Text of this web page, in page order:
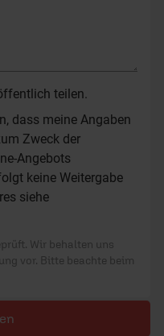
teilen.
dass meine Angaben
Zweck der
Angebots
keine Weitergabe
siehe
Wir behalten uns
vor. Bitte beachte beim